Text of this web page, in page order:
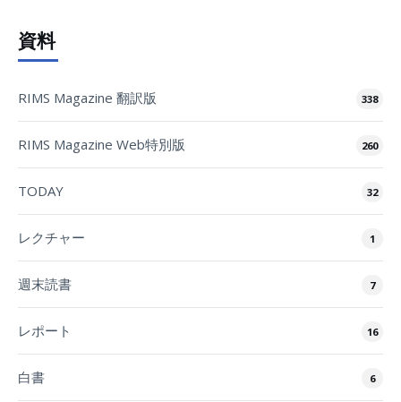
資料
RIMS Magazine 翻訳版 338
RIMS Magazine Web特別版 260
TODAY 32
レクチャー 1
週末読書 7
レポート 16
白書 6